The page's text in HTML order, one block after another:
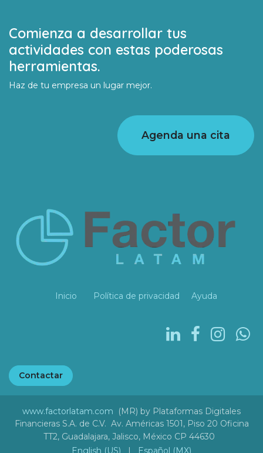
Comienza a desarrollar tus
actividades con estas poderosas
herramientas.
Haz de tu empresa un lugar mejor.
Agenda una cita
Inicio Política de privacidad Ayuda
Contactar
www.factorlatam.com (MR) by Plataformas Digitales
Financieras S.A. de C.V. Av. Américas 1501, Piso 20 Oficina
TT2, Guadalajara, Jalisco, México CP 44630
English (US)
| Español (MX)